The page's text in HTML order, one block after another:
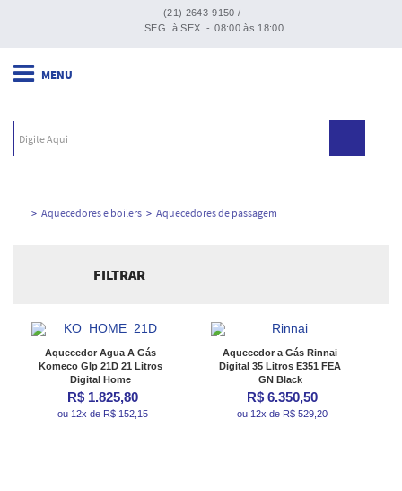
(21) 2643-9150 /
SEG. à SEX. - 08:00 às 18:00
Aquecedores e boilers Aquecedores de passagem
FILTRAR
Ordenar por:
Aquecedor Agua A Gás
Komeco Glp 21D 21 Litros
Digital Home
R$ 1.825,80
ou 12x de R$ 152,15
Aquecedor a Gás Rinnai
Digital 35 Litros E351 FEA
GN Black
R$ 6.350,50
ou 12x de R$ 529,20